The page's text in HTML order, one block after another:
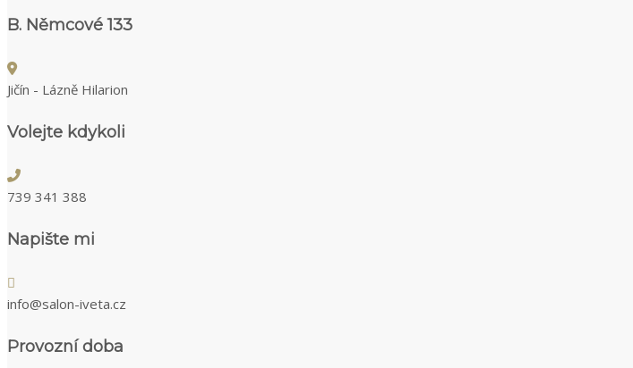
B. Němcové 133
Jičín - Lázně Hilarion
Volejte kdykoli
739 341 388
Napište mi
info@salon-iveta.cz
Provozní doba